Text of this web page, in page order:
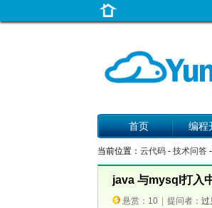
首页 编程
当前位置： 云代码 - 技术问答
java 与mysql打入
悬赏：10 提问者： 过